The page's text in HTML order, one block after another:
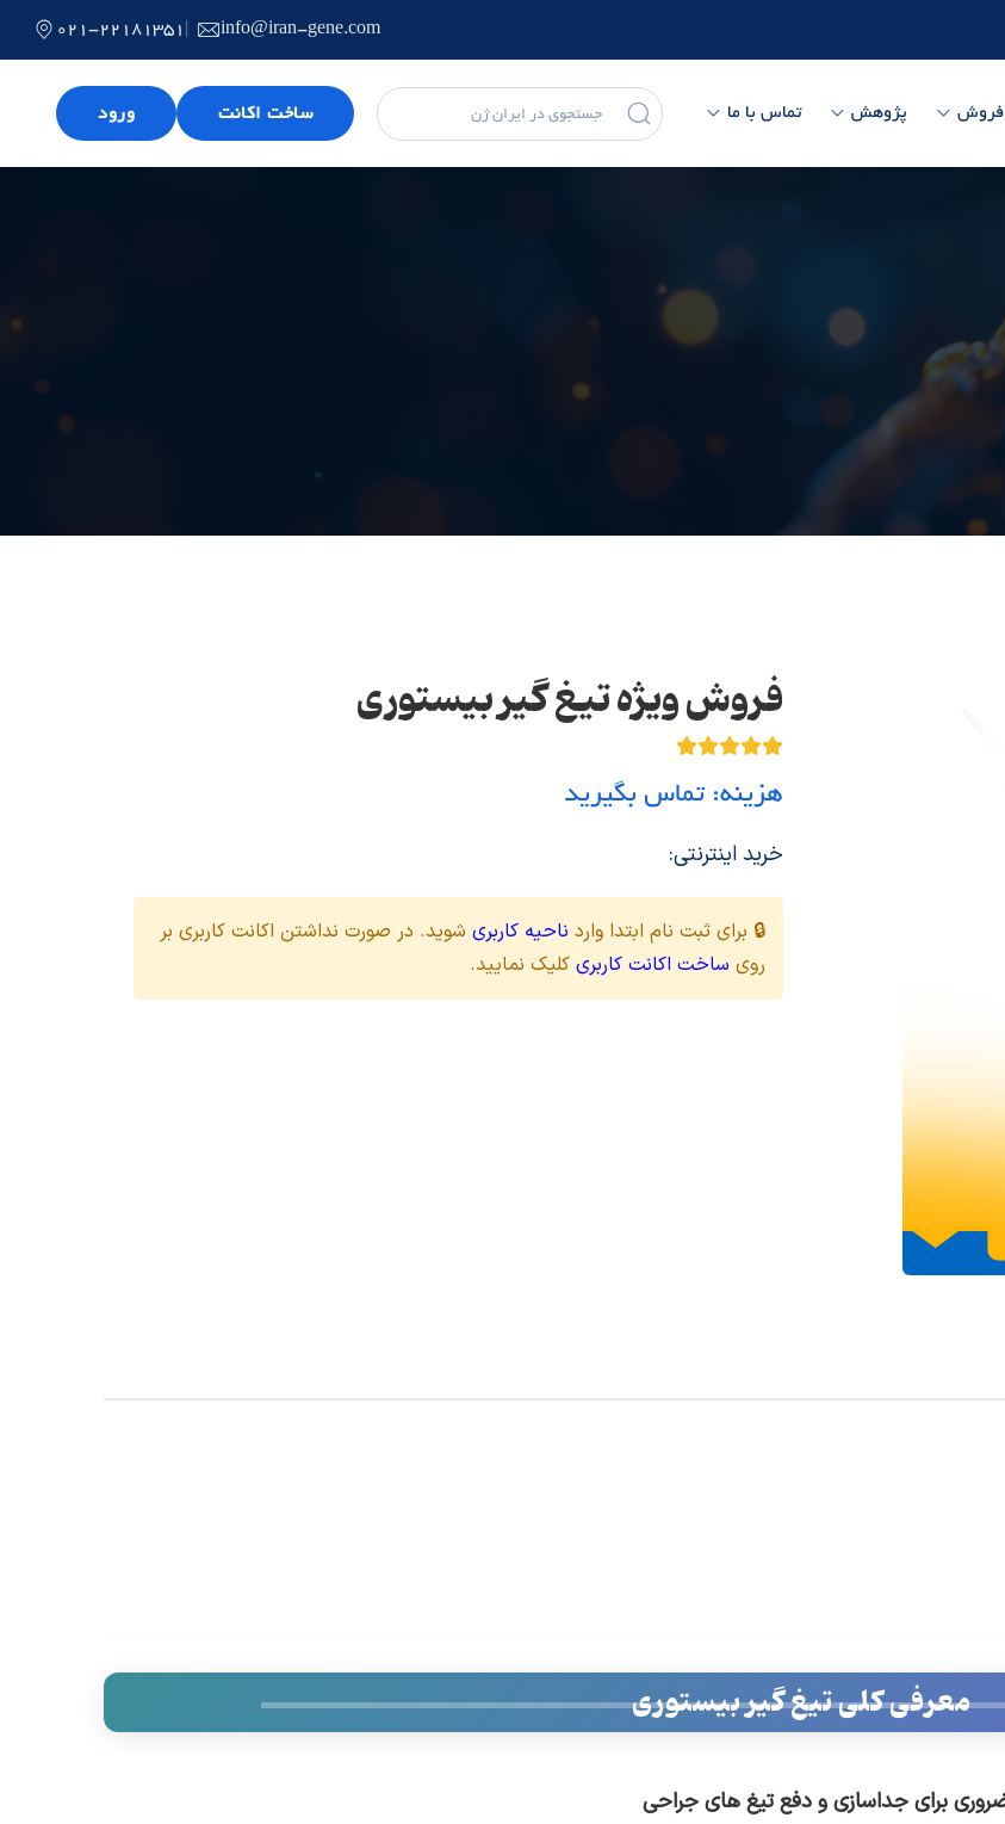
021-22181351 info@iran-gene.com
فروش پژوهش تماس با ما ساخت اکانت ورود
فروش ویژه تیغ گیر بیستوری
هزینه: تماس بگیرید
خرید اینترنتی:
🔒 برای ثبت نام ابتدا وارد ناحیه کاربری شوید. در صورت نداشتن اکانت کاربری بر
روی ساخت اکانت کاربری کلیک نمایید.
معرفی کلی تیغ گیر بیستوری